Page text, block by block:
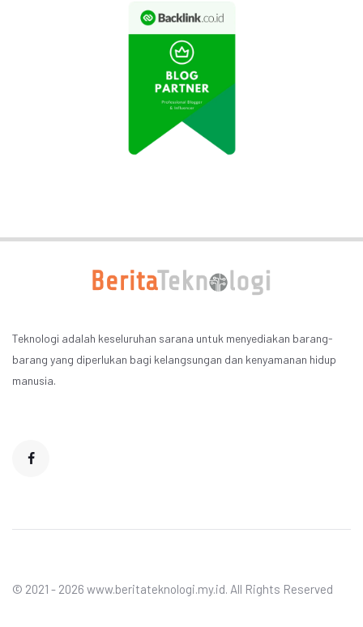
Teknologi adalah keseluruhan sarana untuk menyediakan barang-
barang yang diperlukan bagi kelangsungan dan kenyamanan hidup
manusia.
© 2021 - 2026 www.beritateknologi.my.id. All Rights Reserved